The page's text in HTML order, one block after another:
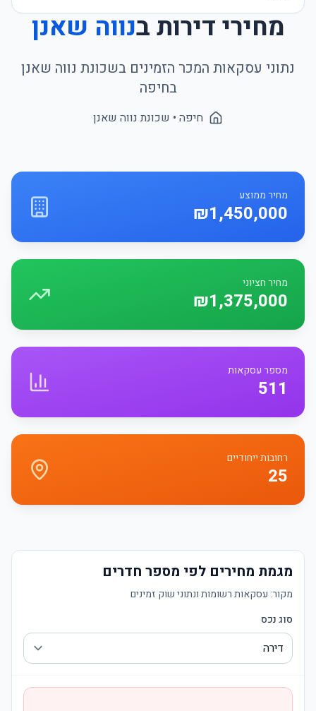
מחירי דירות בנווה שאנן
נתוני עסקאות המכר הזמינים בשכונת נווה שאנן
בחיפה
חיפה • שכונת נווה שאנן
מחיר ממוצע
₪1,450,000
מחיר חציוני
₪1,375,000
מספר עסקאות
511
רחובות ייחודיים
25
מגמת מחירים לפי מספר חדרים
מקור: עסקאות רשומות ונתוני שוק זמינים
סוג נכס